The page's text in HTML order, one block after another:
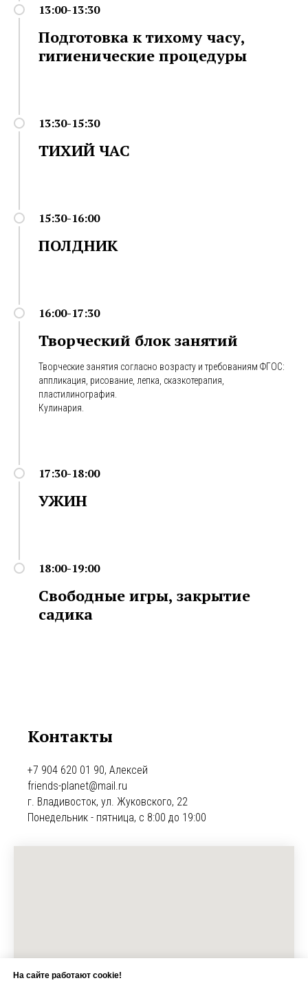
13:00-13:30
Подготовка к тихому часу,
гигиенические процедуры
13:30-15:30
ТИХИЙ ЧАС
15:30-16:00
ПОЛДНИК
16:00-17:30
Творческий блок занятий
Творческие занятия согласно возрасту и требованиям ФГОС:
аппликация, рисование, лепка, сказкотерапия,
пластилинография.
Кулинария.
17:30-18:00
УЖИН
18:00-19:00
Свободные игры, закрытие
садика
Контакты
+7 904 620 01 90, Алексей
friends-planet@mail.ru
г. Владивосток, ул. Жуковского, 22
Понедельник - пятница, с 8:00 до 19:00
На сайте работают cookie!